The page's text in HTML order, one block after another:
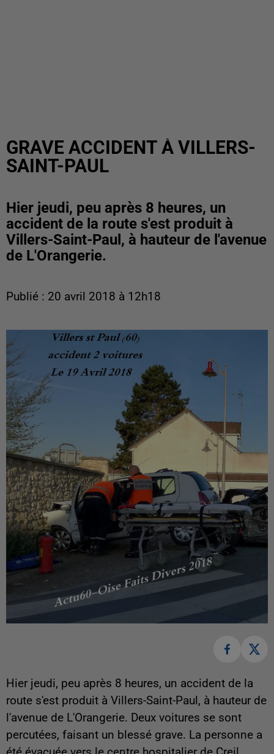
GRAVE ACCIDENT À VILLERS-
SAINT-PAUL
Hier jeudi, peu après 8 heures, un
accident de la route s'est produit à
Villers-Saint-Paul, à hauteur de l'avenue
de L'Orangerie.
Publié : 20 avril 2018 à 12h18
Hier jeudi, peu après 8 heures, un accident de la
route s'est produit à Villers-Saint-Paul, à hauteur de
l'avenue de L'Orangerie. Deux voitures se sont
percutées, faisant un blessé grave. La personne a